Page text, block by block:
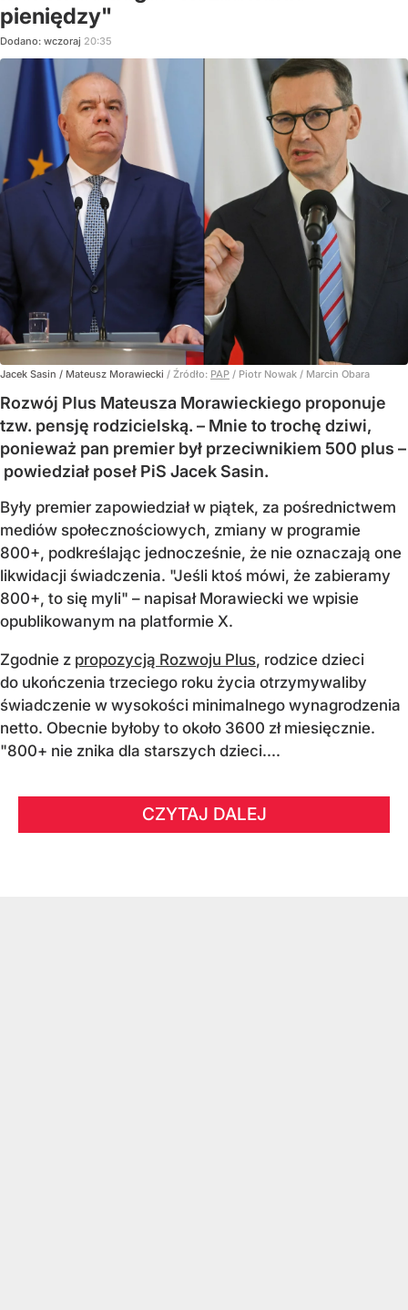
pieniędzy"
Dodano: wczoraj 20:35
Jacek Sasin / Mateusz Morawiecki / Źródło: PAP / Piotr Nowak / Marcin Obara
Rozwój Plus Mateusza Morawieckiego proponuje
tzw. pensję rodzicielską. – Mnie to trochę dziwi,
ponieważ pan premier był przeciwnikiem 500 plus –
powiedział poseł PiS Jacek Sasin.
Były premier zapowiedział w piątek, za pośrednictwem
mediów społecznościowych, zmiany w programie
800+, podkreślając jednocześnie, że nie oznaczają one
likwidacji świadczenia. "Jeśli ktoś mówi, że zabieramy
800+, to się myli" – napisał Morawiecki we wpisie
opublikowanym na platformie X.
Zgodnie z propozycją Rozwoju Plus, rodzice dzieci
do ukończenia trzeciego roku życia otrzymywaliby
świadczenie w wysokości minimalnego wynagrodzenia
netto. Obecnie byłoby to około 3600 zł miesięcznie.
"800+ nie znika dla starszych dzieci....
CZYTAJ DALEJ